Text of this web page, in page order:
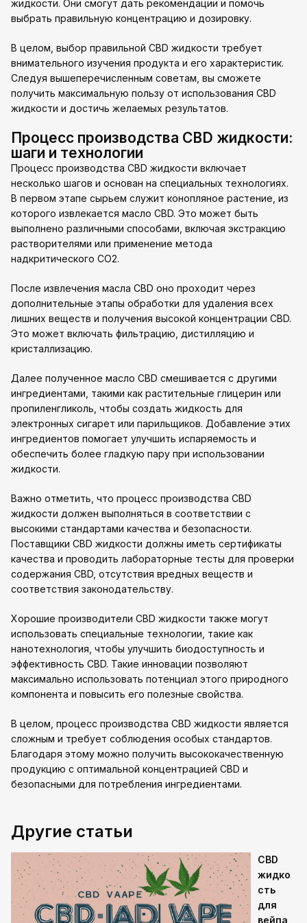
жидкости. Они смогут дать рекомендации и помочь
выбрать правильную концентрацию и дозировку.
В целом, выбор правильной CBD жидкости требует
внимательного изучения продукта и его характеристик.
Следуя вышеперечисленным советам, вы сможете
получить максимальную пользу от использования CBD
жидкости и достичь желаемых результатов.
Процесс производства CBD жидкости:
шаги и технологии
Процесс производства CBD жидкости включает
несколько шагов и основан на специальных технологиях.
В первом этапе сырьем служит конопляное растение, из
которого извлекается масло CBD. Это может быть
выполнено различными способами, включая экстракцию
растворителями или применение метода
надкритического CO2.
После извлечения масла CBD оно проходит через
дополнительные этапы обработки для удаления всех
лишних веществ и получения высокой концентрации CBD.
Это может включать фильтрацию, дистилляцию и
кристаллизацию.
Далее полученное масло CBD смешивается с другими
ингредиентами, такими как растительные глицерин или
пропиленгликоль, чтобы создать жидкость для
электронных сигарет или парильщиков. Добавление этих
ингредиентов помогает улучшить испаряемость и
обеспечить более гладкую пару при использовании
жидкости.
Важно отметить, что процесс производства CBD
жидкости должен выполняться в соответствии с
высокими стандартами качества и безопасности.
Поставщики CBD жидкости должны иметь сертификаты
качества и проводить лабораторные тесты для проверки
содержания CBD, отсутствия вредных веществ и
соответствия законодательству.
Хорошие производители CBD жидкости также могут
использовать специальные технологии, такие как
нанотехнология, чтобы улучшить биодоступность и
эффективность CBD. Такие инновации позволяют
максимально использовать потенциал этого природного
компонента и повысить его полезные свойства.
В целом, процесс производства CBD жидкости является
сложным и требует соблюдения особых стандартов.
Благодаря этому можно получить высококачественную
продукцию с оптимальной концентрацией CBD и
безопасными для потребления ингредиентами.
Другие статьи
CBD
жидко
сть
для
вейпа